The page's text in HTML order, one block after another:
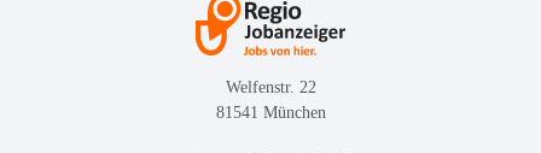
Welfenstr. 22
81541 München